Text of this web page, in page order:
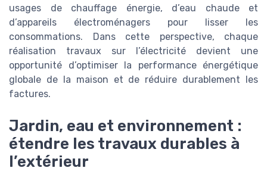
usages de chauffage énergie, d’eau chaude et
d’appareils électroménagers pour lisser les
consommations. Dans cette perspective, chaque
réalisation travaux sur l’électricité devient une
opportunité d’optimiser la performance énergétique
globale de la maison et de réduire durablement les
factures.
Jardin, eau et environnement :
étendre les travaux durables à
l’extérieur